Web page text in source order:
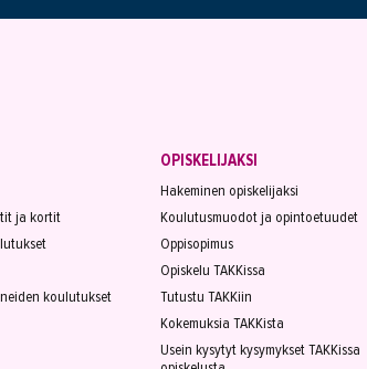
ja kortit
koulutukset
OPISKELIJAKSI
Hakeminen opiskelijaksi
Koulutusmuodot ja opintoetuudet
Oppisopimus
Opiskelu TAKKissa
Tutustu TAKKiin
Kokemuksia TAKKista
Usein kysytyt kysymykset TAKKissa